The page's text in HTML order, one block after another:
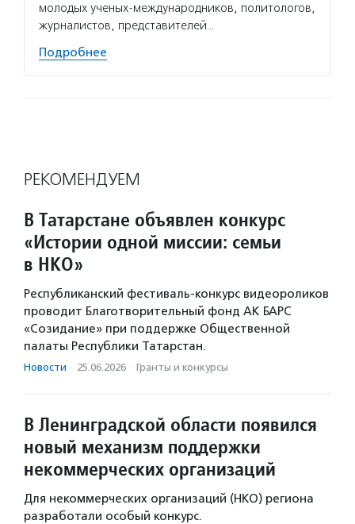
молодых ученых-международников, политологов,
журналистов, представителей…
Подробнее
РЕКОМЕНДУЕМ
В Татарстане объявлен конкурс
«Истории одной миссии: семьи
в НКО»
Республиканский фестиваль-конкурс видеороликов
проводит Благотворительный фонд АК БАРС
«Созидание» при поддержке Общественной
палаты Республики Татарстан.
Новости · 25.06.2026 · Гранты и конкурсы
В Ленинградской области появился
новый механизм поддержки
некоммерческих организаций
Для некоммерческих организаций (НКО) региона
разработали особый конкурс.